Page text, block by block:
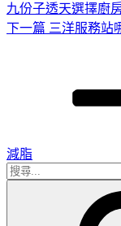
九份子透天選擇廚
下
下一篇 三洋服務站
減脂
搜